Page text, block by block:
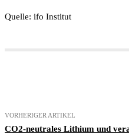
Quelle: ifo Institut
VORHERIGER ARTIKEL
CO2-neutrales Lithium und